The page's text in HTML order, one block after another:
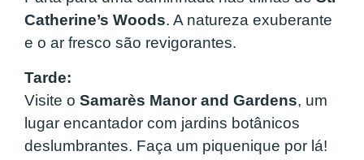
Catherine’s Woods. A natureza exuberante
e o ar fresco são revigorantes.
Tarde:
Visite o Samarès Manor and Gardens, um
lugar encantador com jardins botânicos
deslumbrantes. Faça um piquenique por lá!